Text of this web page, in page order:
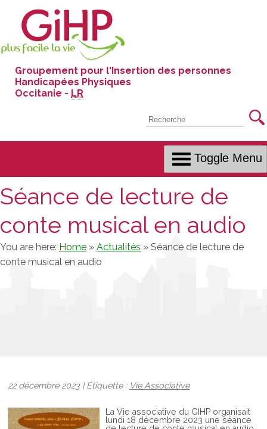
Groupement pour l'Insertion des personnes
Handicapées Physiques
Occitanie - LR
Recherche
Toggle Menu
Séance de lecture de
conte musical en audio
You are here: Home » Actualités » Séance de lecture de
conte musical en audio
22 décembre 2023 | Étiquette : Vie Associative
La Vie associative du GIHP organisait
lundi 18 décembre 2023 une séance